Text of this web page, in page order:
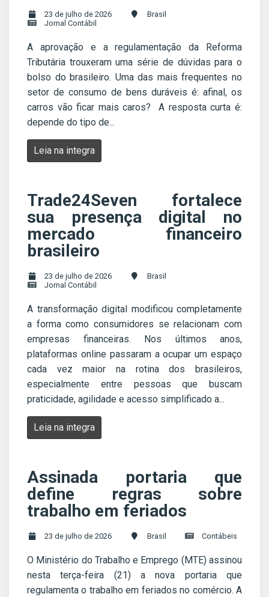
23 de julho de 2026
Brasil
Jornal Contábil
A aprovação e a regulamentação da Reforma
Tributária trouxeram uma série de dúvidas para o
bolso do brasileiro. Uma das mais frequentes no
setor de consumo de bens duráveis é: afinal, os
carros vão ficar mais caros? A resposta curta é:
depende do tipo de...
Leia na integra
Trade24Seven fortalece
sua presença digital no
mercado financeiro
brasileiro
23 de julho de 2026
Brasil
Jornal Contábil
A transformação digital modificou completamente
a forma como consumidores se relacionam com
empresas financeiras. Nos últimos anos,
plataformas online passaram a ocupar um espaço
cada vez maior na rotina dos brasileiros,
especialmente entre pessoas que buscam
praticidade, agilidade e acesso simplificado a...
Leia na integra
Assinada portaria que
define regras sobre
trabalho em feriados
23 de julho de 2026 Brasil Contábeis
O Ministério do Trabalho e Emprego (MTE) assinou
nesta terça-feira (21) a nova portaria que
regulamenta o trabalho em feriados no comércio. A